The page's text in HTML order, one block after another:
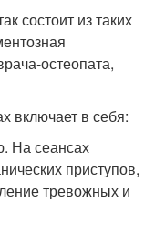
состоит из таких
остеопата,
включает в себя:
На сеансах
приступов,
тревожных и